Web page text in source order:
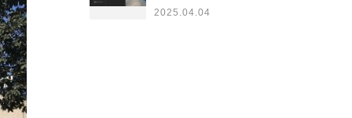
飽和する学生と就職氷河期で
2025.04.04